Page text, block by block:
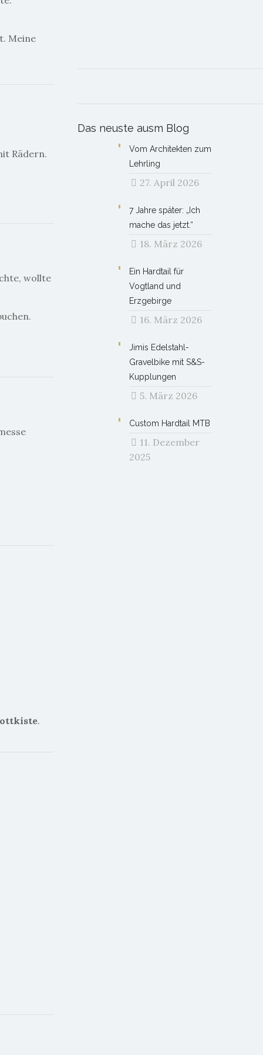
Meine
Rädern.
wollte
.
Das neuste ausm Blog
Vom Architekten zum
Lehrling
27. April 2026
7 Jahre später: „Ich
mache das jetzt.“
18. März 2026
Ein Hardtail für
Vogtland und
Erzgebirge
16. März 2026
Jimis Edelstahl-
Gravelbike mit S&S-
Kupplungen
5. März 2026
Custom Hardtail MTB
11. Dezember
2025